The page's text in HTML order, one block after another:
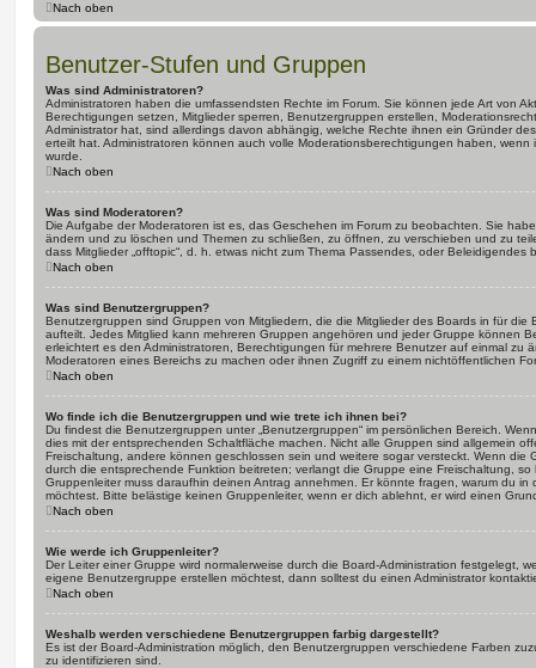
Nach oben
Benutzer-Stufen und Gruppen
Was sind Administratoren?
Administratoren haben die umfassendsten Rechte im Forum. Sie können jede Art von
Berechtigungen setzen, Mitglieder sperren, Benutzergruppen erstellen,
Administrator hat, sind allerdings davon abhängig, welche Rechte ihnen ein Gründer
erteilt hat. Administratoren können auch volle Moderationsberechtigungen haben,
wurde.
Nach oben
Was sind Moderatoren?
Die Aufgabe der Moderatoren ist es, das Geschehen im Forum zu beobachten. Sie
ändern und zu löschen und Themen zu schließen, zu öffnen, zu verschieben und zu
dass Mitglieder „offtopic“, d. h. etwas nicht zum Thema Passendes, oder Beleidigendes
Nach oben
Was sind Benutzergruppen?
Benutzergruppen sind Gruppen von Mitgliedern, die die Mitglieder des Boards in für die
aufteilt. Jedes Mitglied kann mehreren Gruppen angehören und jeder Gruppe können
erleichtert es den Administratoren, Berechtigungen für mehrere Benutzer auf einmal zu
Moderatoren eines Bereichs zu machen oder ihnen Zugriff zu einem nichtöffentlichen
Nach oben
Wo finde ich die Benutzergruppen und wie trete ich ihnen bei?
Du findest die Benutzergruppen unter „Benutzergruppen“ im persönlichen Bereich.
dies mit der entsprechenden Schaltfläche machen. Nicht alle Gruppen sind allgemein
Freischaltung, andere können geschlossen sein und weitere sogar versteckt. Wenn die
durch die entsprechende Funktion beitreten; verlangt die Gruppe eine Freischaltung,
Gruppenleiter muss daraufhin deinen Antrag annehmen. Er könnte fragen, warum du in
möchtest. Bitte belästige keinen Gruppenleiter, wenn er dich ablehnt, er wird einen
Nach oben
Wie werde ich Gruppenleiter?
Der Leiter einer Gruppe wird normalerweise durch die Board-Administration festgelegt,
eigene Benutzergruppe erstellen möchtest, dann solltest du einen Administrator
Nach oben
Weshalb werden verschiedene Benutzergruppen farbig dargestellt?
Es ist der Board-Administration möglich, den Benutzergruppen verschiedene Farben
zu identifizieren sind.